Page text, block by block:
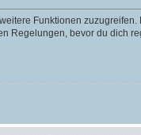
Funktionen zuzugreifen.
Regelungen, bevor du dich